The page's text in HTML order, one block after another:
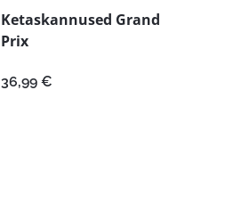
Ketaskannused Grand
Prix
36,99 €